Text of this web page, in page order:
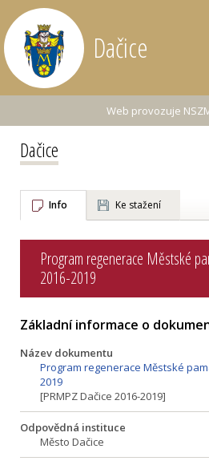
Dačice
Web provozuje
Dačice
Info Ke stažení
Program regenerace Městské
2016-2019
Základní informace o
Název dokumentu
Program regenerace Městské
2019
[PRMPZ Dačice 2016-2019]
Odpovědná instituce
Město Dačice